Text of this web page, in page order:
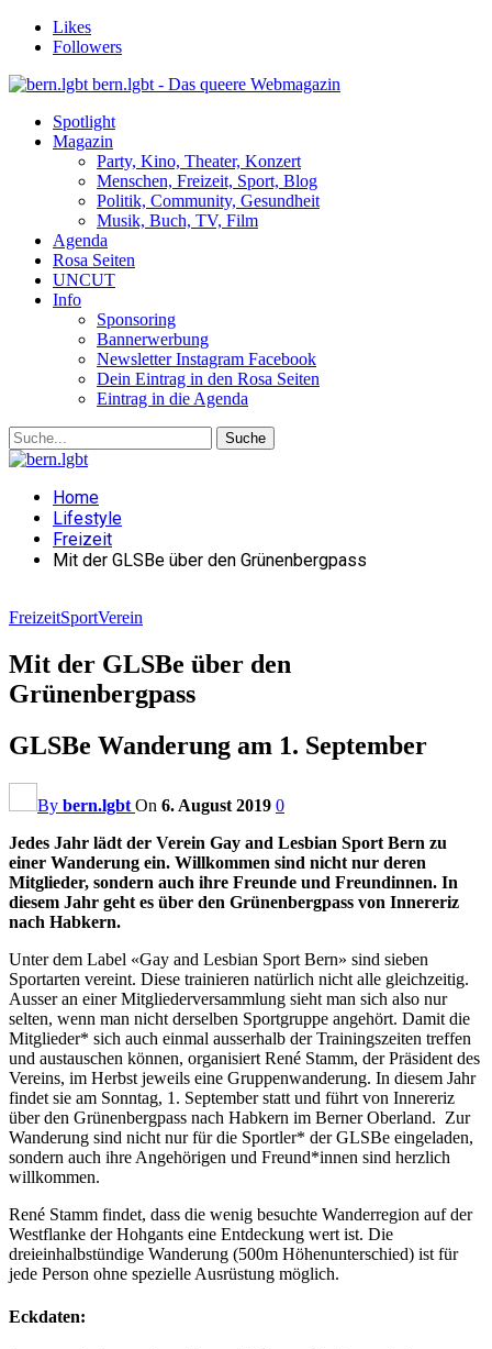
Likes
Followers
bern.lgbt - Das queere Webmagazin
Spotlight
Magazin
Party, Kino, Theater, Konzert
Menschen, Freizeit, Sport, Blog
Politik, Community, Gesundheit
Musik, Buch, TV, Film
Agenda
Rosa Seiten
UNCUT
Info
Sponsoring
Bannerwerbung
Newsletter Instagram Facebook
Dein Eintrag in den Rosa Seiten
Eintrag in die Agenda
Home
Lifestyle
Freizeit
Mit der GLSBe über den Grünenbergpass
FreizeitSportVerein
Mit der GLSBe über den
Grünenbergpass
GLSBe Wanderung am 1. September
By bern.lgbt On 6. August 2019 0
Jedes Jahr lädt der Verein Gay and Lesbian Sport Bern zu
einer Wanderung ein. Willkommen sind nicht nur deren
Mitglieder, sondern auch ihre Freunde und Freundinnen. In
diesem Jahr geht es über den Grünenbergpass von Innereriz
nach Habkern.
Unter dem Label «Gay and Lesbian Sport Bern» sind sieben
Sportarten vereint. Diese trainieren natürlich nicht alle gleichzeitig.
Ausser an einer Mitgliederversammlung sieht man sich also nur
selten, wenn man nicht derselben Sportgruppe angehört. Damit die
Mitglieder* sich auch einmal ausserhalb der Trainingszeiten treffen
und austauschen können, organisiert René Stamm, der Präsident des
Vereins, im Herbst jeweils eine Gruppenwanderung. In diesem Jahr
findet sie am Sonntag, 1. September statt und führt von Innereriz
über den Grünenbergpass nach Habkern im Berner Oberland. Zur
Wanderung sind nicht nur für die Sportler* der GLSBe eingeladen,
sondern auch ihre Angehörigen und Freund*innen sind herzlich
willkommen.
René Stamm findet, dass die wenig besuchte Wanderregion auf der
Westflanke der Hohgants eine Entdeckung wert ist. Die
dreieinhalbstündige Wanderung (500m Höhenunterschied) ist für
jede Person ohne spezielle Ausrüstung möglich.
Eckdaten: